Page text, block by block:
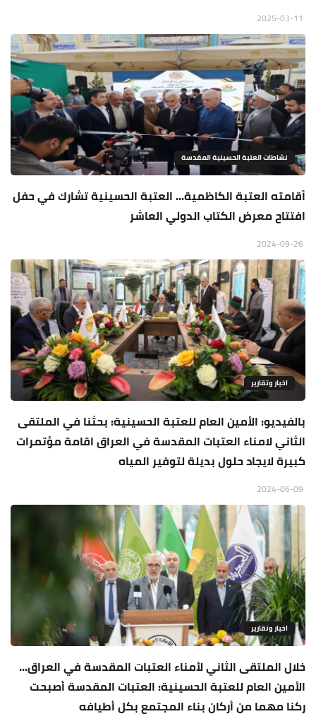
نشاطات العتبة الحسينية المقدسة
أقامته العتبة الكاظمية... العتبة الحسينية تشارك في حفل
افتتاح معرض الكتاب الدولي العاشر
اخبار وتقارير
بالفيديو: الأمين العام للعتبة الحسينية: بحثنا في الملتقى
الثاني لامناء العتبات المقدسة في العراق اقامة مؤتمرات
كبيرة لايجاد حلول بديلة لتوفير المياه
اخبار وتقارير
خلال الملتقى الثاني لأمناء العتبات المقدسة في العراق...
الأمين العام للعتبة الحسينية: العتبات المقدسة أصبحت
ركنا مهما من أركان بناء المجتمع بكل أطيافه